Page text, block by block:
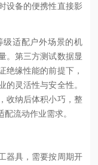
设备的便携性直接影
级适配户外场景的机
。第三方测试数据显
绝缘性能的前提下，
灵活性与安全性。
收纳后体积小巧，整
流动作业需求。
器具，需要按周期开